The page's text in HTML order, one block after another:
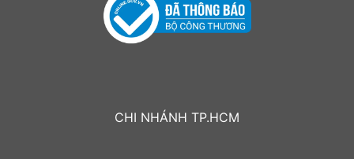
CHI NHÁNH TP.HCM